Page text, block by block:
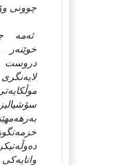
چوونی
ئه‌مه‌
دروست